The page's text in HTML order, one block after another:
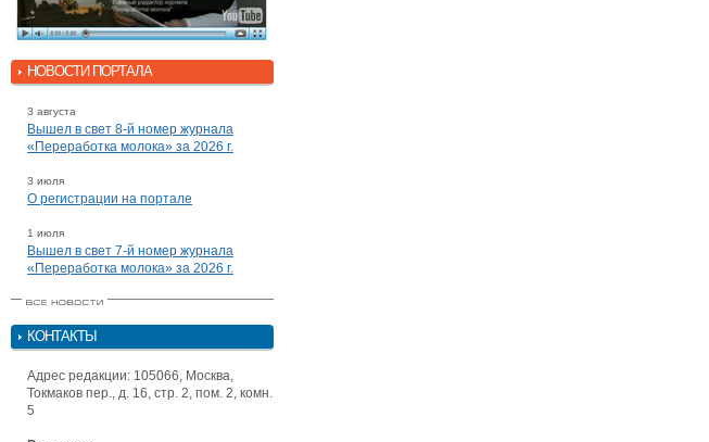
НОВОСТИ ПОРТАЛА
3 августа
Вышел в свет 8-й номер журнала
«Переработка молока» за 2026 г.
3 июля
О регистрации на портале
1 июля
Вышел в свет 7-й номер журнала
«Переработка молока» за 2026 г.
КОНТАКТЫ
Адрес редакции: 105066, Москва,
Токмаков пер., д. 16, стр. 2, пом. 2, комн.
5